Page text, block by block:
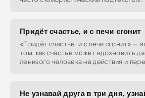
Придёт счастье, и с печи сгонит
«Придёт счастье, и с печи сгонит» —
том, как счастье может вдохновить
ленивого человека на действия и
Не узнавай друга в три дня,